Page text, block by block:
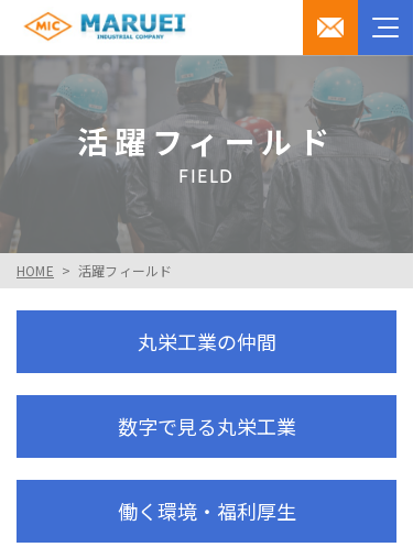
活躍フィールド
FIELD
HOME 活躍フィールド
丸栄工業の仲間
数字で見る丸栄工業
働く環境・福利厚生